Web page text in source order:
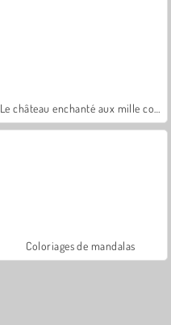
Coloriages de mandalas